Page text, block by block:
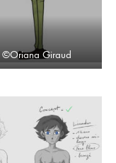
©Oriana Giraud